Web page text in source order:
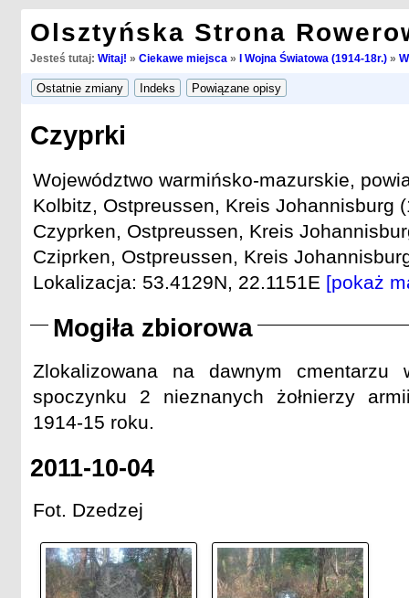
Olsztyńska Strona
Jesteś tutaj: Witaj! » Ciekawe miejsca » I Wojna Światowa (1914-18r.)»
Czyprki
Województwo warmińsko-mazurskie,
Kolbitz, Ostpreussen, Kreis Johannisburg
Czyprken, Ostpreussen, Kreis
Cziprken, Ostpreussen, Kreis
Lokalizacja: 53.4129N, 22.1151E [pokaż
Mogiła zbiorowa
Zlokalizowana na dawnym cmentarzu
spoczynku 2 nieznanych żołnierzy
1914-15 roku.
2011-10-04
Fot. Dzedzej